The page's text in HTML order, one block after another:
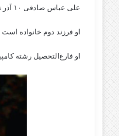
علی عباس صادقی ۱۰ آذر ۱۳۵۹ در تهران به دنیا آ‌مد.
او فرزند دوم خانواده
او فارغ‌التحصیل رشته‌